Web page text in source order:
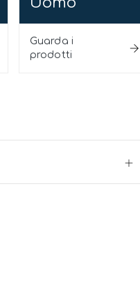
Guarda i
prodotti